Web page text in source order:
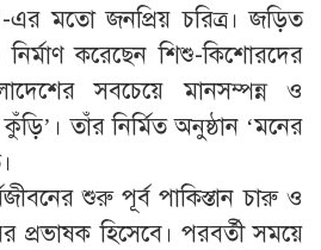
এর মতো জনপ্রিয় চরিত্র। জড়িত
নির্মাণ করেছেন শিশু-কিশোরদের
সবচেয়ে মানসম্পন্ন ও
তাঁর নির্মিত অনুষ্ঠান ‘মনের
শুরু পূর্ব পাকিস্তান চারু ও
প্রভাষক হিসেবে। পরবর্তী সময়ে